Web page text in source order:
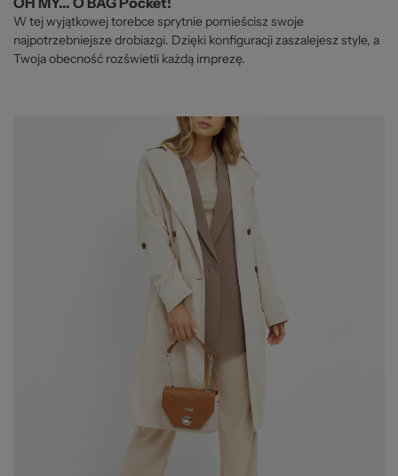
W tej wyjątkowej torebce sprytnie pomieścisz swoje
najpotrzebniejsze drobiazgi. Dzięki konfiguracji zaszalejesz style, a
Twoja obecność rozświetli każdą imprezę.